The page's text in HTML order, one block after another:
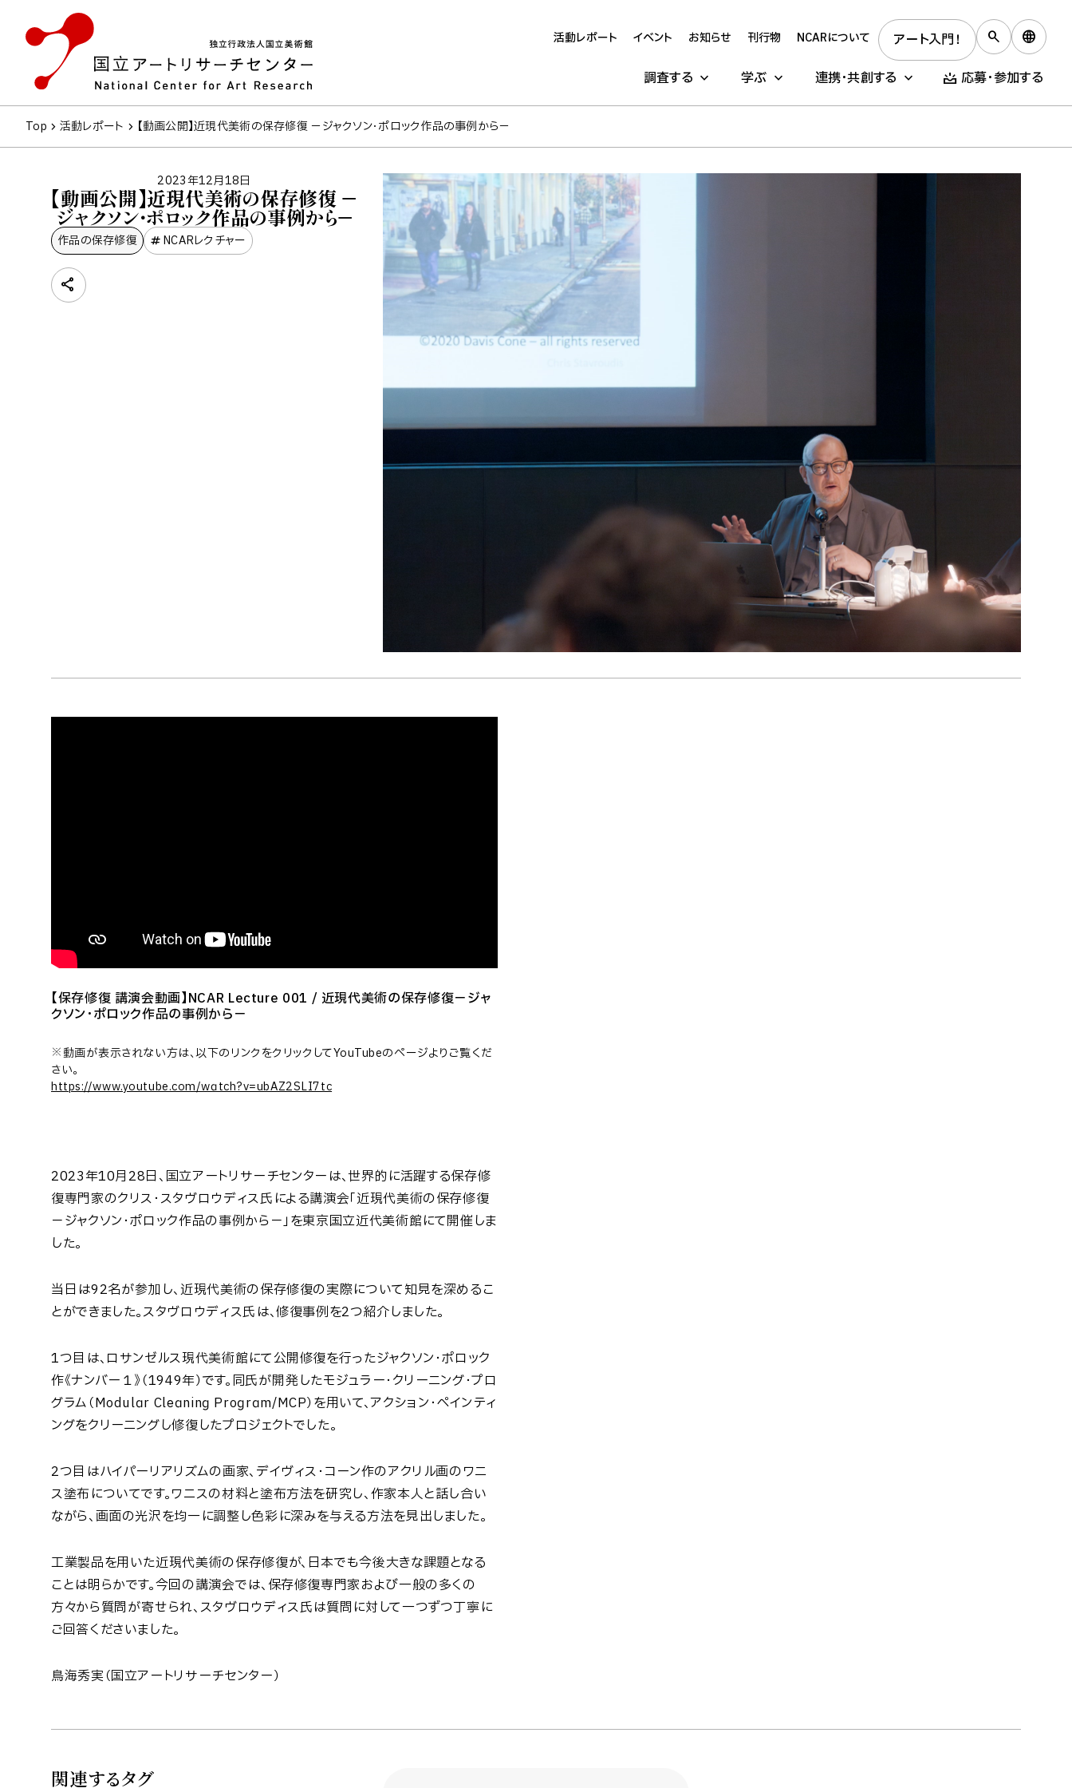
調査する 学ぶ 連携・共創する 応募・参加する
活動レポート イベント お知らせ 刊行物 NCARについて アート入門！
Top 活動レポート 【動画公開】近現代美術の保存修復 －ジャクソン・ポロック作品の事例から－
2023年12月18日
【動画公開】近現代美術の保存修復 －
ジャクソン・ポロック作品の事例から－
作品の保存修復 NCARレクチャー
【保存修復 講演会動画】NCAR Lecture 001 / 近現代美術の保存修復－ジャ
クソン・ポロック作品の事例から－
※動画が表示されない方は、以下のリンクをクリックしてYouTubeのページよりご覧くだ
さい。
https://www.youtube.com/watch?v=ubAZ2SLI7tc
2023年10月28日、国立アートリサーチセンターは、世界的に活躍する保存修
復専門家のクリス・スタヴロウディス氏による講演会「近現代美術の保存修復
－ジャクソン・ポロック作品の事例から－」を東京国立近代美術館にて開催しま
した。
当日は92名が参加し、近現代美術の保存修復の実際について知見を深めるこ
とができました。スタヴロウディス氏は、修復事例を2つ紹介しました。
1つ目は、ロサンゼルス現代美術館にて公開修復を行ったジャクソン・ポロック
作《ナンバー１》（1949年）です。同氏が開発したモジュラー・クリーニング・プロ
グラム（Modular Cleaning Program/MCP）を用いて、アクション・ペインティ
ングをクリーニングし修復したプロジェクトでした。
2つ目はハイパーリアリズムの画家、デイヴィス・コーン作のアクリル画のワニ
ス塗布についてです。ワニスの材料と塗布方法を研究し、作家本人と話し合い
ながら、画面の光沢を均一に調整し色彩に深みを与える方法を見出しました。
工業製品を用いた近現代美術の保存修復が、日本でも今後大きな課題となる
ことは明らかです。今回の講演会では、保存修復専門家および一般の多くの
方々から質問が寄せられ、スタヴロウディス氏は質問に対して一つずつ丁寧に
ご回答くださいました。
鳥海秀実（国立アートリサーチセンター）
関連するタグ